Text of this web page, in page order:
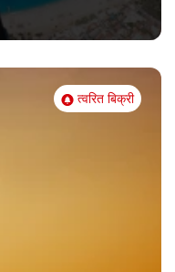
त्वरित बिक्री